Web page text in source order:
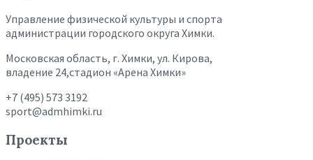
Управление физической культуры и спорта
администрации городского округа Химки.
Московская область, г. Химки, ул. Кирова,
владение 24,стадион «Арена Химки»
+7 (495) 573 3192
sport@admhimki.ru
Проекты